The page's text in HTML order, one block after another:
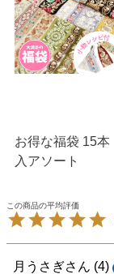
お得な福袋 15本
入アソート
月うさぎ 4